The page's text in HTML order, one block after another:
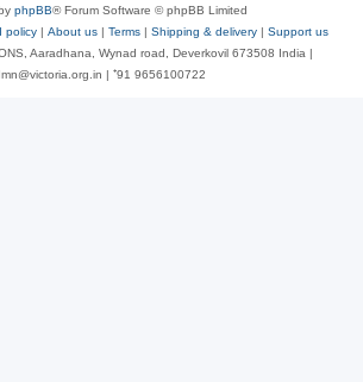
phpBB® Forum Software © phpBB Limited
policy | About us | Terms | Shipping & delivery | Support us
Aaradhana, Wynad road, Deverkovil 673508 India |
| ⁺91 9656100722